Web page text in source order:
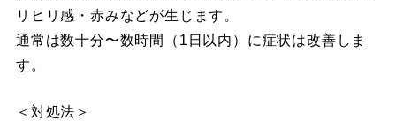
リヒリ感・赤みなどが生じます。
通常は数十分〜数時間（1日以内）に症状は改善しま
す。
＜対処法＞